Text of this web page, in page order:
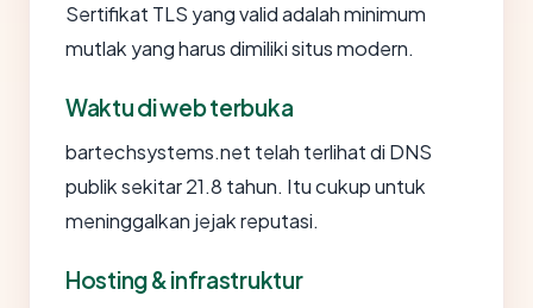
Sertifikat TLS yang valid adalah minimum
mutlak yang harus dimiliki situs modern.
Waktu di web terbuka
bartechsystems.net telah terlihat di DNS
publik sekitar 21.8 tahun. Itu cukup untuk
meninggalkan jejak reputasi.
Hosting & infrastruktur